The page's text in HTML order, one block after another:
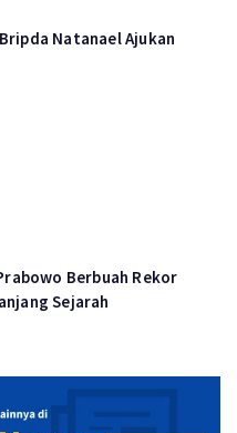
Natanael Ajukan
Berbuah Rekor
Sejarah